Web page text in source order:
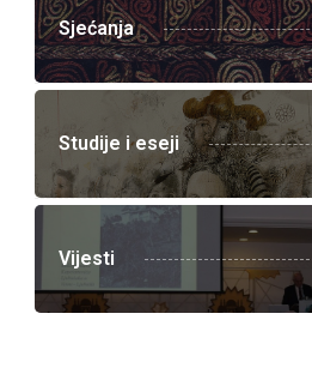
Sjećanja
Studije i eseji
Vijesti